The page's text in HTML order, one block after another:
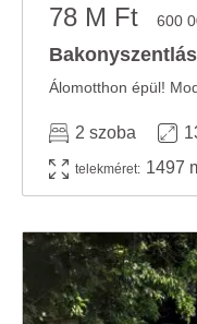
78 M Ft 600
2 szoba
telekméret: 1497